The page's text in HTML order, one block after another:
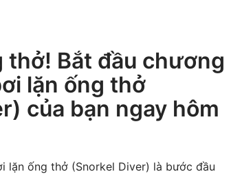
thở! Bắt đầu chương
lặn ống thở
của bạn ngay hôm
lặn ống thở (Snorkel Diver) là bước đầu